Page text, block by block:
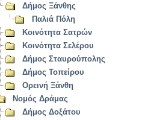
Δήμος Ξάνθης
Παλιά Πόλη
Κοινότητα Σατρών
Κοινότητα Σελέρου
Δήμος Σταυρούπολης
Δήμος Τοπείρου
Ορεινή Ξάνθη
Νομός Δράμας
Δήμος Δοξάτου